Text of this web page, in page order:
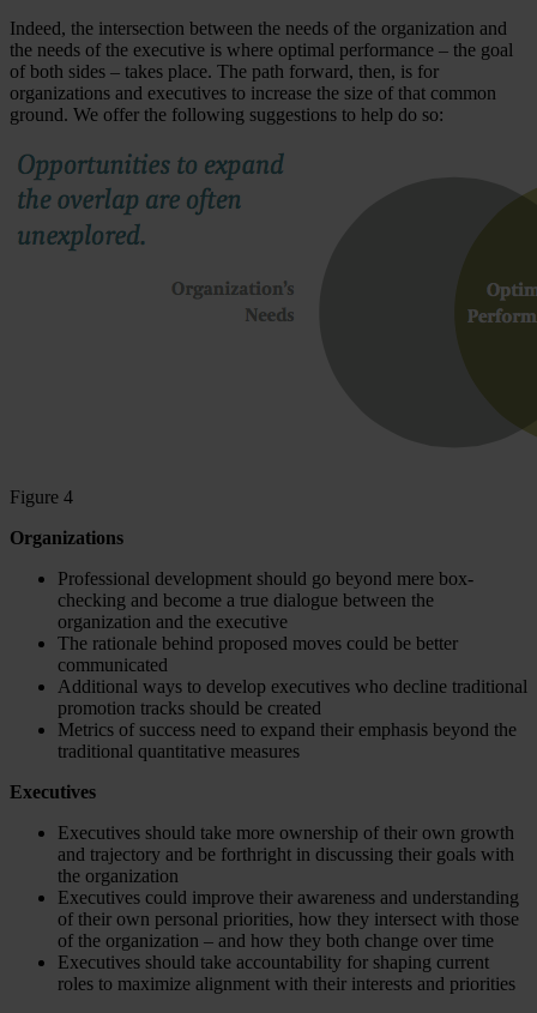
Indeed, the intersection between the needs of the organization and
the needs of the executive is where optimal performance – the goal
of both sides – takes place. The path forward, then, is for
organizations and executives to increase the size of that common
ground. We offer the following suggestions to help do so:
Figure 4
Organizations
Professional development should go beyond mere box-
checking and become a true dialogue between the
organization and the executive
The rationale behind proposed moves could be better
communicated
Additional ways to develop executives who decline traditional
promotion tracks should be created
Metrics of success need to expand their emphasis beyond the
traditional quantitative measures
Executives
Executives should take more ownership of their own growth
and trajectory and be forthright in discussing their goals with
the organization
Executives could improve their awareness and understanding
of their own personal priorities, how they intersect with those
of the organization – and how they both change over time
Executives should take accountability for shaping current
roles to maximize alignment with their interests and priorities